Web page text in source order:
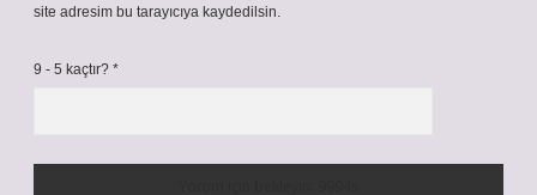
site adresim bu tarayıcıya kaydedilsin.
9 - 5 kaçtır? *